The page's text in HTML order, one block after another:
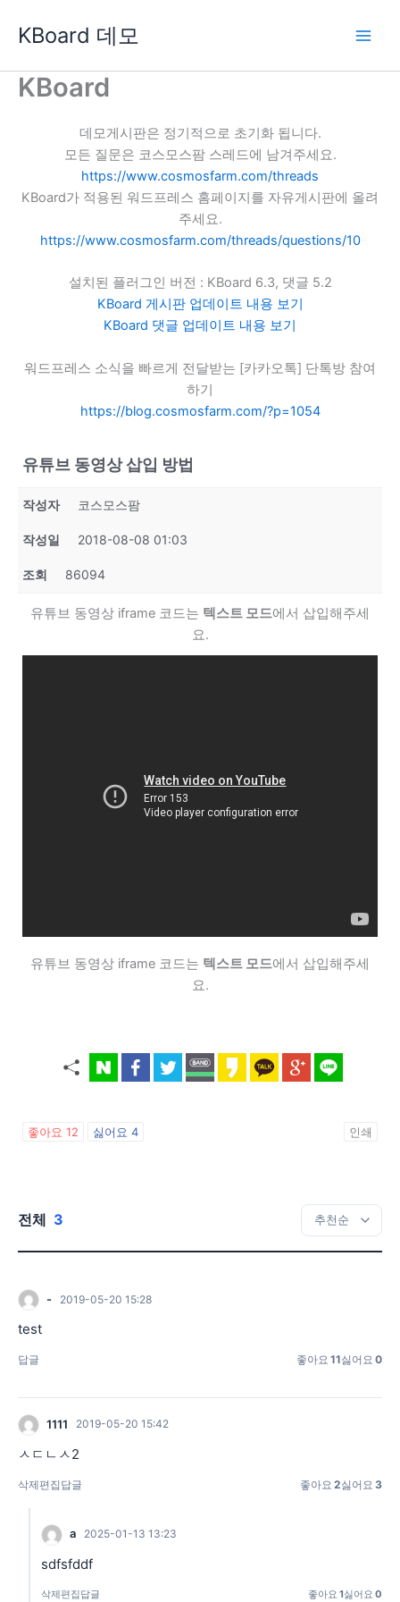
로
KBoard 데모
KBoard
데모게시판은 정기적으로 초기화 됩니다.
모든 질문은 코스모스팜 스레드에 남겨주세요.
https://www.cosmosfarm.com/threads
KBoard가 적용된 워드프레스 홈페이지를 자유게시판에 올려
주세요.
https://www.cosmosfarm.com/threads/questions/10
설치된 플러그인 버전 : KBoard 6.3, 댓글 5.2
KBoard 게시판 업데이트 내용 보기
KBoard 댓글 업데이트 내용 보기
워드프레스 소식을 빠르게 전달받는 [카카오톡] 단톡방 참여
하기
https://blog.cosmosfarm.com/?p=1054
유튜브 동영상 삽입 방법
작성자 코스모스팜
작성일 2018-08-08 01:03
조회 86094
유튜브 동영상 iframe 코드는 텍스트 모드에서 삽입해주세
요.
유튜브 동영상 iframe 코드는 텍스트 모드에서 삽입해주세
요.
좋아요 12 싫어요 4 인쇄
전체 3
- 2019-05-20 15:28
test
답글 좋아요 11싫어요 0
1111 2019-05-20 15:42
ㅅㄷㄴㅅ2
삭제편집 답글 좋아요 2싫어요 3
a 2025-01-13 13:23
sdfsfddf
삭제편집답글 좋아요 1싫어요 0